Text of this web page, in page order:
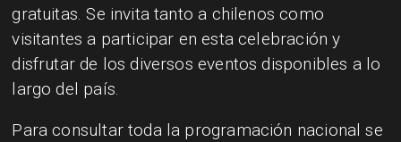
gratuitas. Se invita tanto a chilenos como
visitantes a participar en esta celebración y
disfrutar de los diversos eventos disponibles a lo
largo del país.
Para consultar toda la programación nacional se